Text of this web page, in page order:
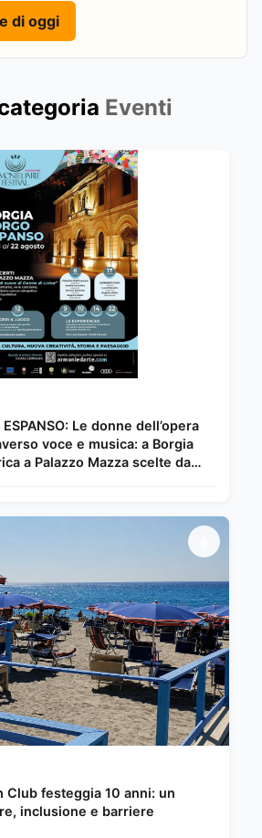
di oggi
Eventi
ESPANSO: Le donne dell’opera
voce e musica: a Borgia
a Palazzo Mazza scelte da
Club festeggia 10 anni: un
inclusione e barriere